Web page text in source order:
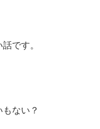
です。
ない？